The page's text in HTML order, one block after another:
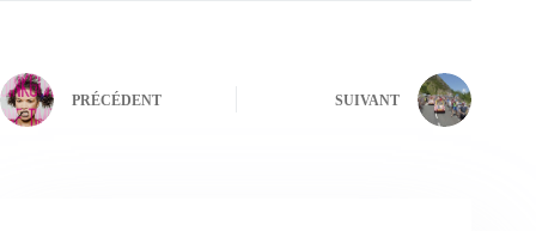
PRÉCÉDENT SUIVANT